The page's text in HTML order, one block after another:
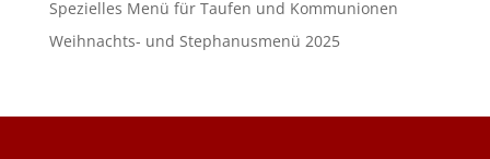
Spezielles Menü für Taufen und Kommunionen
Weihnachts- und Stephanusmenü 2025